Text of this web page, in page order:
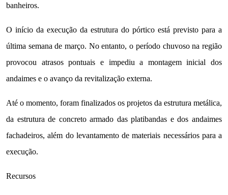
banheiros.
O início da execução da estrutura do pórtico está previsto para a
última semana de março. No entanto, o período chuvoso na região
provocou atrasos pontuais e impediu a montagem inicial dos
andaimes e o avanço da revitalização externa.
Até o momento, foram finalizados os projetos da estrutura metálica,
da estrutura de concreto armado das platibandas e dos andaimes
fachadeiros, além do levantamento de materiais necessários para a
execução.
Recursos